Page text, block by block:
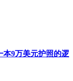
本9万美元护照的逻